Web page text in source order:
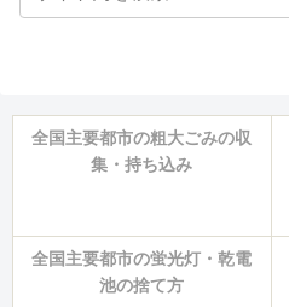
全国主要都市の粗大ごみの収
集・持ち込み
全国主要都市の蛍光灯・乾電
池の捨て方